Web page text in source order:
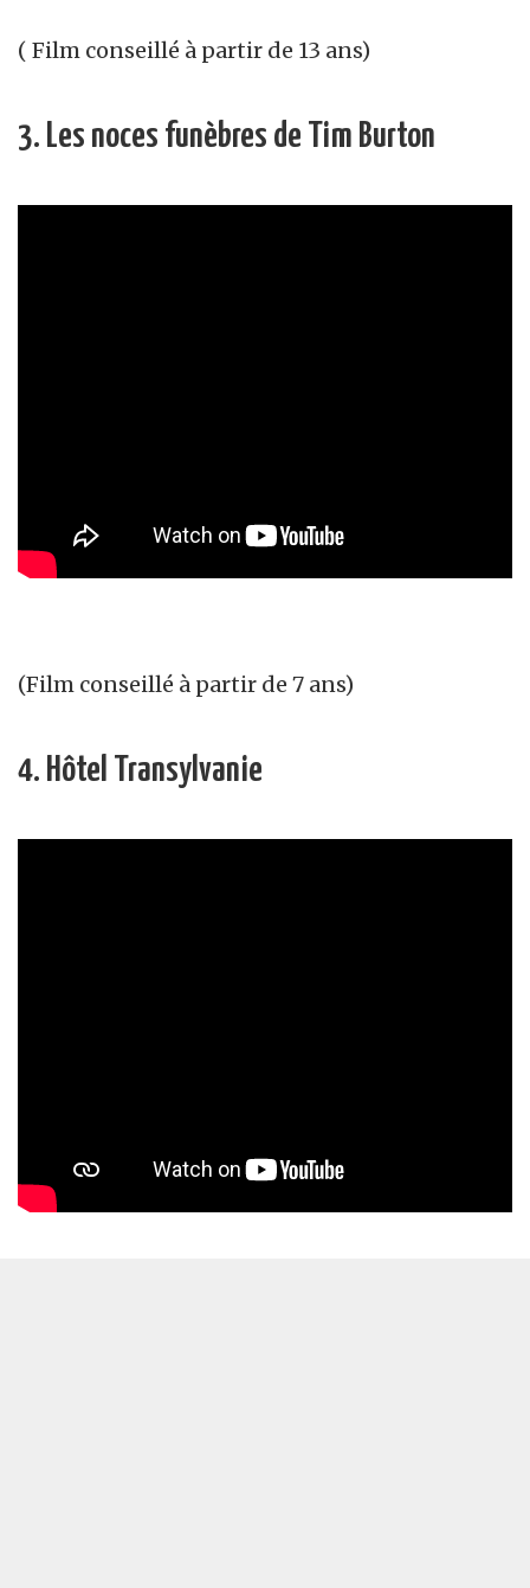
( Film conseillé à partir de 13 ans)
3. Les noces funèbres de Tim Burton
(Film conseillé à partir de 7 ans)
4. Hôtel Transylvanie